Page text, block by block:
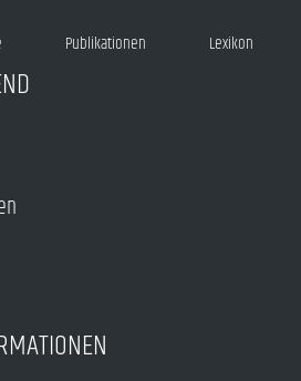
Publikationen Lexikon